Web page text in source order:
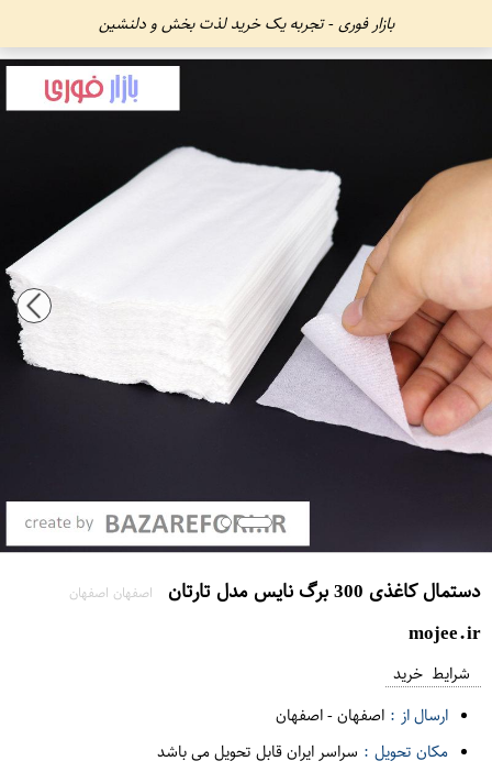
بازار فوری - تجربه یک خرید لذت بخش و دلنشین
دستمال کاغذی 300 برگ نایس مدل تارتان اصفهان اصفهان
mojee.ir
شرایط خرید
ارسال از : اصفهان-اصفهان
مکان تحویل : سراسر ایران قابل تحویل می باشد